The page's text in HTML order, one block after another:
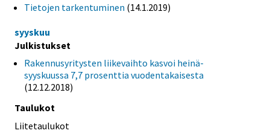
Tietojen tarkentuminen (14.1.2019)
syyskuu
Julkistukset
Rakennusyritysten liikevaihto kasvoi heinä-
syyskuussa 7,7 prosenttia vuodentakaisesta
(12.12.2018)
Taulukot
Liitetaulukot